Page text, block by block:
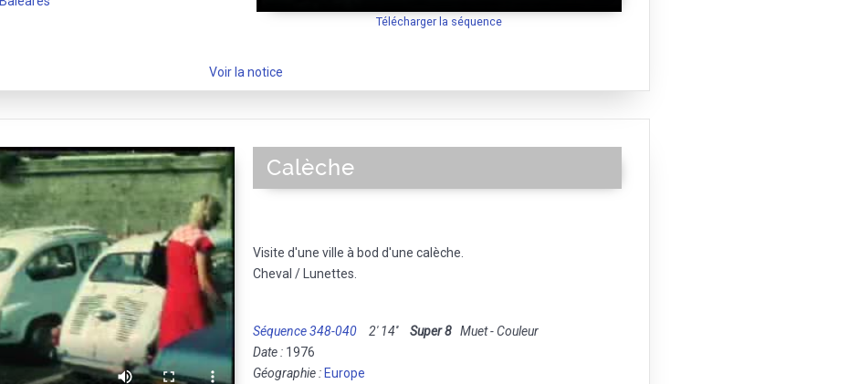
Télécharger la séquence
Voir la notice
Calèche
Visite d'une ville à bod d'une calèche.
Cheval / Lunettes.
Séquence 348-040 2' 14'' Super 8 Muet - Couleur
Date : 1976
Géographie : Europe